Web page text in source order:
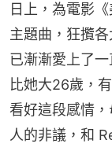
日上，為電影
主題曲，狂攬
已漸漸愛上了
比她大26歲，
看好這段感情
人的非議，和